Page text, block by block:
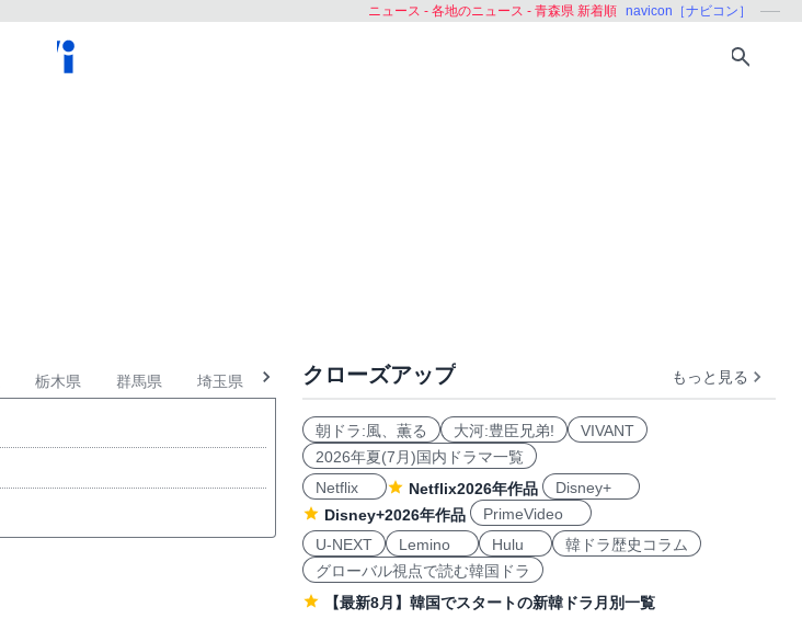
ニュース - 各地のニュース - 青森県 新着順 navicon［ナビコン］
栃木県 群馬県 埼玉県 東京都 山梨県 長野県 福井県
クローズアップ もっと見る
朝ドラ:風、薫る 大河:豊臣兄弟!
VIVANT
2026年夏(7月)国内ドラマ一覧
Netflix
Netflix2026年作品
Disney+
Disney+2026年作品
PrimeVideo
U-NEXT
Lemino Hulu
韓ドラ歴史コラム
グローバル視点で読む韓国ドラ
【最新8月】韓国でスタートの新韓ドラ月別一覧